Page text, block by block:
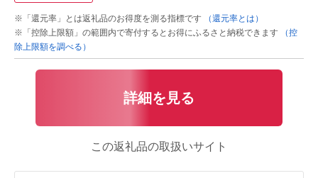
※「還元率」とは返礼品のお得度を測る指標です
（還元率とは）
※「控除上限額」の範囲内で寄付するとお得にふるさと納税できます
（控
除上限額を調べる）
詳細を見る
この返礼品の取扱いサイト